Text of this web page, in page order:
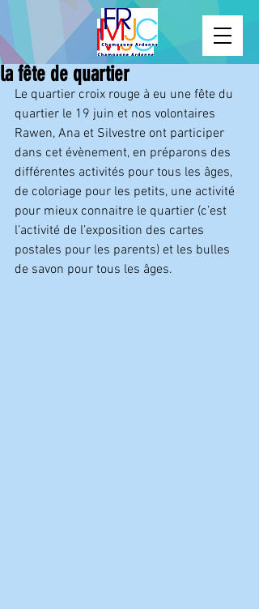
la fête de quartier
Le quartier croix rouge à eu une fête du
quartier le 19 juin et nos volontaires
Rawen, Ana et Silvestre ont participer
dans cet évènement, en préparons des
différentes activités pour tous les âges,
de coloriage pour les petits, une activité
pour mieux connaitre le quartier (c’est
l’activité de l’exposition des cartes
postales pour les parents) et les bulles
de savon pour tous les âges.